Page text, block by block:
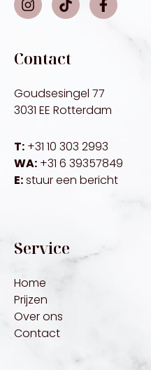
Contact
Goudsesingel 77
3031 EE Rotterdam
T: +31 10 303 2993
WA: +31 6 39357849
E:stuur een bericht
Service
Home
Prijzen
Over ons
Contact